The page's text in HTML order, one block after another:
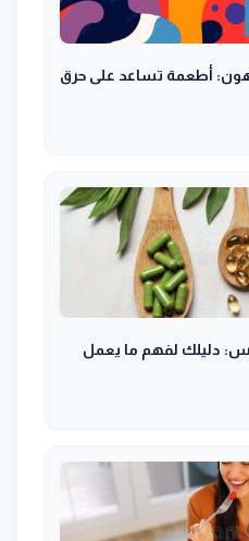
أطعمة تساعد على حرق
دليلك لفهم ما يعمل